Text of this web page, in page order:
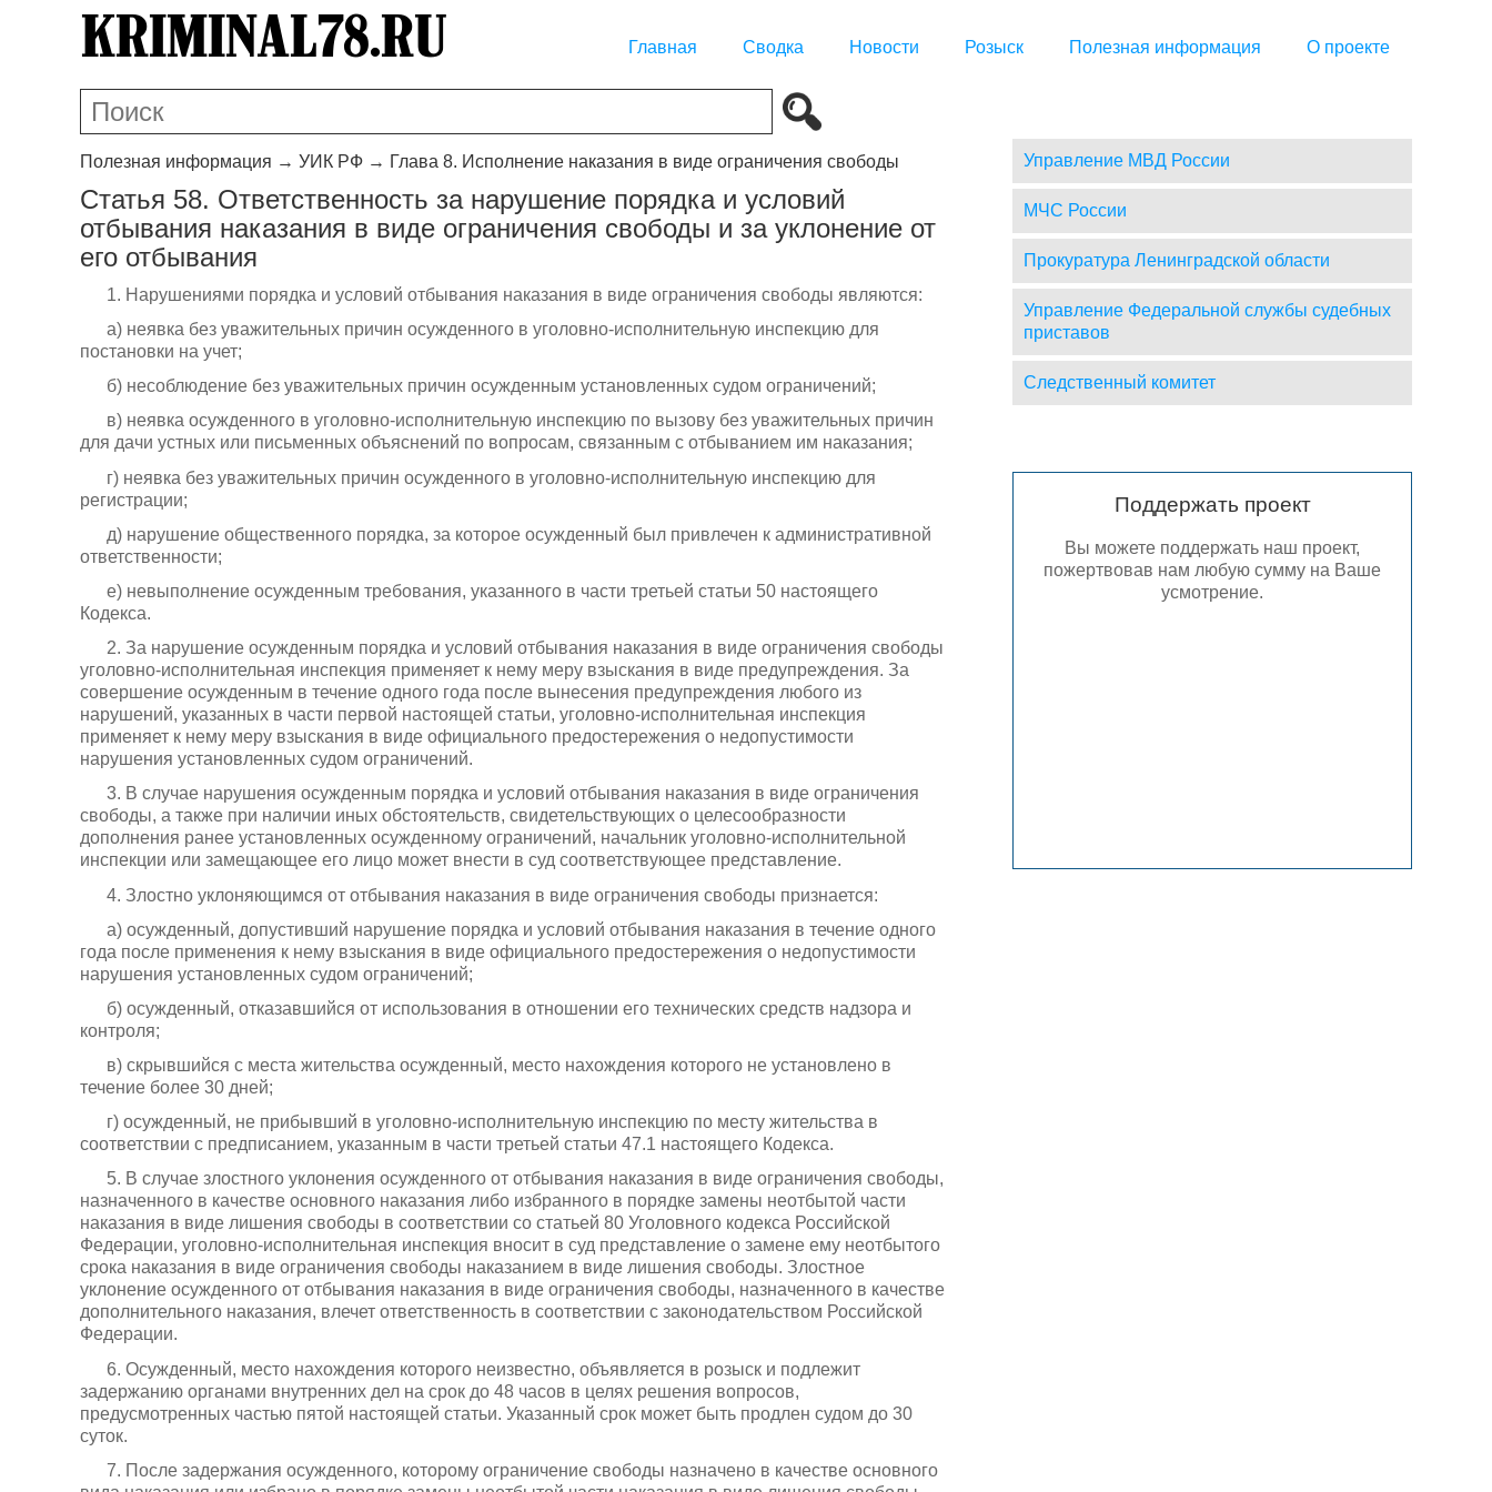
Главная Сводка Новости Розыск Полезная информация О проекте
Полезная информация → УИК РФ → Глава 8. Исполнение наказания в виде ограничения свободы
Статья 58. Ответственность за нарушение порядка и условий
отбывания наказания в виде ограничения свободы и за уклонение от
его отбывания
1. Нарушениями порядка и условий отбывания наказания в виде ограничения свободы являются:
а) неявка без уважительных причин осужденного в уголовно-исполнительную инспекцию для
постановки на учет;
б) несоблюдение без уважительных причин осужденным установленных судом ограничений;
в) неявка осужденного в уголовно-исполнительную инспекцию по вызову без уважительных причин
для дачи устных или письменных объяснений по вопросам, связанным с отбыванием им наказания;
г) неявка без уважительных причин осужденного в уголовно-исполнительную инспекцию для
регистрации;
д) нарушение общественного порядка, за которое осужденный был привлечен к административной
ответственности;
е) невыполнение осужденным требования, указанного в части третьей статьи 50 настоящего
Кодекса.
2. За нарушение осужденным порядка и условий отбывания наказания в виде ограничения свободы
уголовно-исполнительная инспекция применяет к нему меру взыскания в виде предупреждения. За
совершение осужденным в течение одного года после вынесения предупреждения любого из
нарушений, указанных в части первой настоящей статьи, уголовно-исполнительная инспекция
применяет к нему меру взыскания в виде официального предостережения о недопустимости
нарушения установленных судом ограничений.
3. В случае нарушения осужденным порядка и условий отбывания наказания в виде ограничения
свободы, а также при наличии иных обстоятельств, свидетельствующих о целесообразности
дополнения ранее установленных осужденному ограничений, начальник уголовно-исполнительной
инспекции или замещающее его лицо может внести в суд соответствующее представление.
4. Злостно уклоняющимся от отбывания наказания в виде ограничения свободы признается:
а) осужденный, допустивший нарушение порядка и условий отбывания наказания в течение одного
года после применения к нему взыскания в виде официального предостережения о недопустимости
нарушения установленных судом ограничений;
б) осужденный, отказавшийся от использования в отношении его технических средств надзора и
контроля;
в) скрывшийся с места жительства осужденный, место нахождения которого не установлено в
течение более 30 дней;
г) осужденный, не прибывший в уголовно-исполнительную инспекцию по месту жительства в
соответствии с предписанием, указанным в части третьей статьи 47.1 настоящего Кодекса.
5. В случае злостного уклонения осужденного от отбывания наказания в виде ограничения свободы,
назначенного в качестве основного наказания либо избранного в порядке замены неотбытой части
наказания в виде лишения свободы в соответствии со статьей 80 Уголовного кодекса Российской
Федерации, уголовно-исполнительная инспекция вносит в суд представление о замене ему неотбытого
срока наказания в виде ограничения свободы наказанием в виде лишения свободы. Злостное
уклонение осужденного от отбывания наказания в виде ограничения свободы, назначенного в качестве
дополнительного наказания, влечет ответственность в соответствии с законодательством Российской
Федерации.
6. Осужденный, место нахождения которого неизвестно, объявляется в розыск и подлежит
задержанию органами внутренних дел на срок до 48 часов в целях решения вопросов,
предусмотренных частью пятой настоящей статьи. Указанный срок может быть продлен судом до 30
суток.
7. После задержания осужденного, которому ограничение свободы назначено в качестве основного
Управление МВД России
МЧС России
Прокуратура Ленинградской области
Управление Федеральной службы судебных
приставов
Следственный комитет
Поддержать проект
Вы можете поддержать наш проект,
пожертвовав нам любую сумму на Ваше
усмотрение.